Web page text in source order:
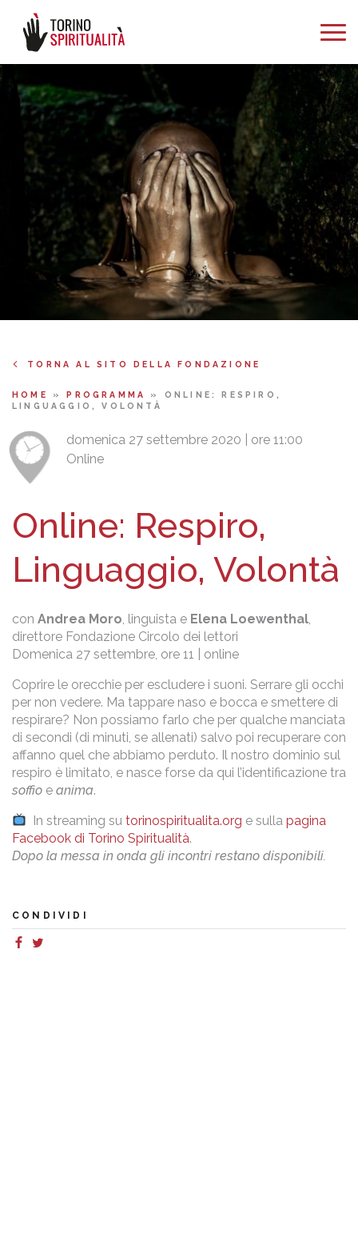
TORNA AL SITO DELLA FONDAZIONE
HOME »PROGRAMMA » ONLINE: RESPIRO,
LINGUAGGIO, VOLONTÀ
domenica 27 settembre 2020 | ore 11:00
Online
Online: Respiro,
Linguaggio, Volontà
con Andrea Moro , linguista e Elena Loewenthal
direttore Fondazione Circolo dei lettori
Domenica 27 settembre, ore 11 | online
Coprire le orecchie per escludere i suoni. Serrare gli occhi
per non vedere. Ma tappare naso e bocca e smettere di
respirare? Non possiamo farlo che per qualche manciata
di secondi (di minuti, se allenati) salvo poi recuperare con
affanno quel che abbiamo perduto. Il nostro dominio sul
respiro è limitato, e nasce forse da qui l’identificazione tra
soffio e anima.
In streaming sutorinospiritualita.org e sullapagina
Facebook di Torino Spiritualità.
Dopo la messa in onda gli incontri restano disponibili.
CONDIVIDI